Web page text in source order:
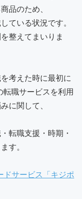
品のため、
ている状況です。
整えてまいりま
考えた時に最初に
職サービスを利用
に関して、
転職支援・時期・
す。
ドサービス「キジポ